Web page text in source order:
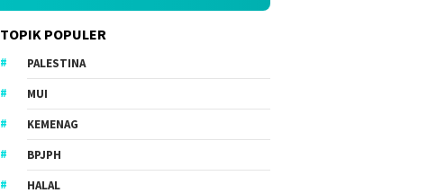
TOPIK POPULER
PALESTINA
MUI
KEMENAG
BPJPH
HALAL